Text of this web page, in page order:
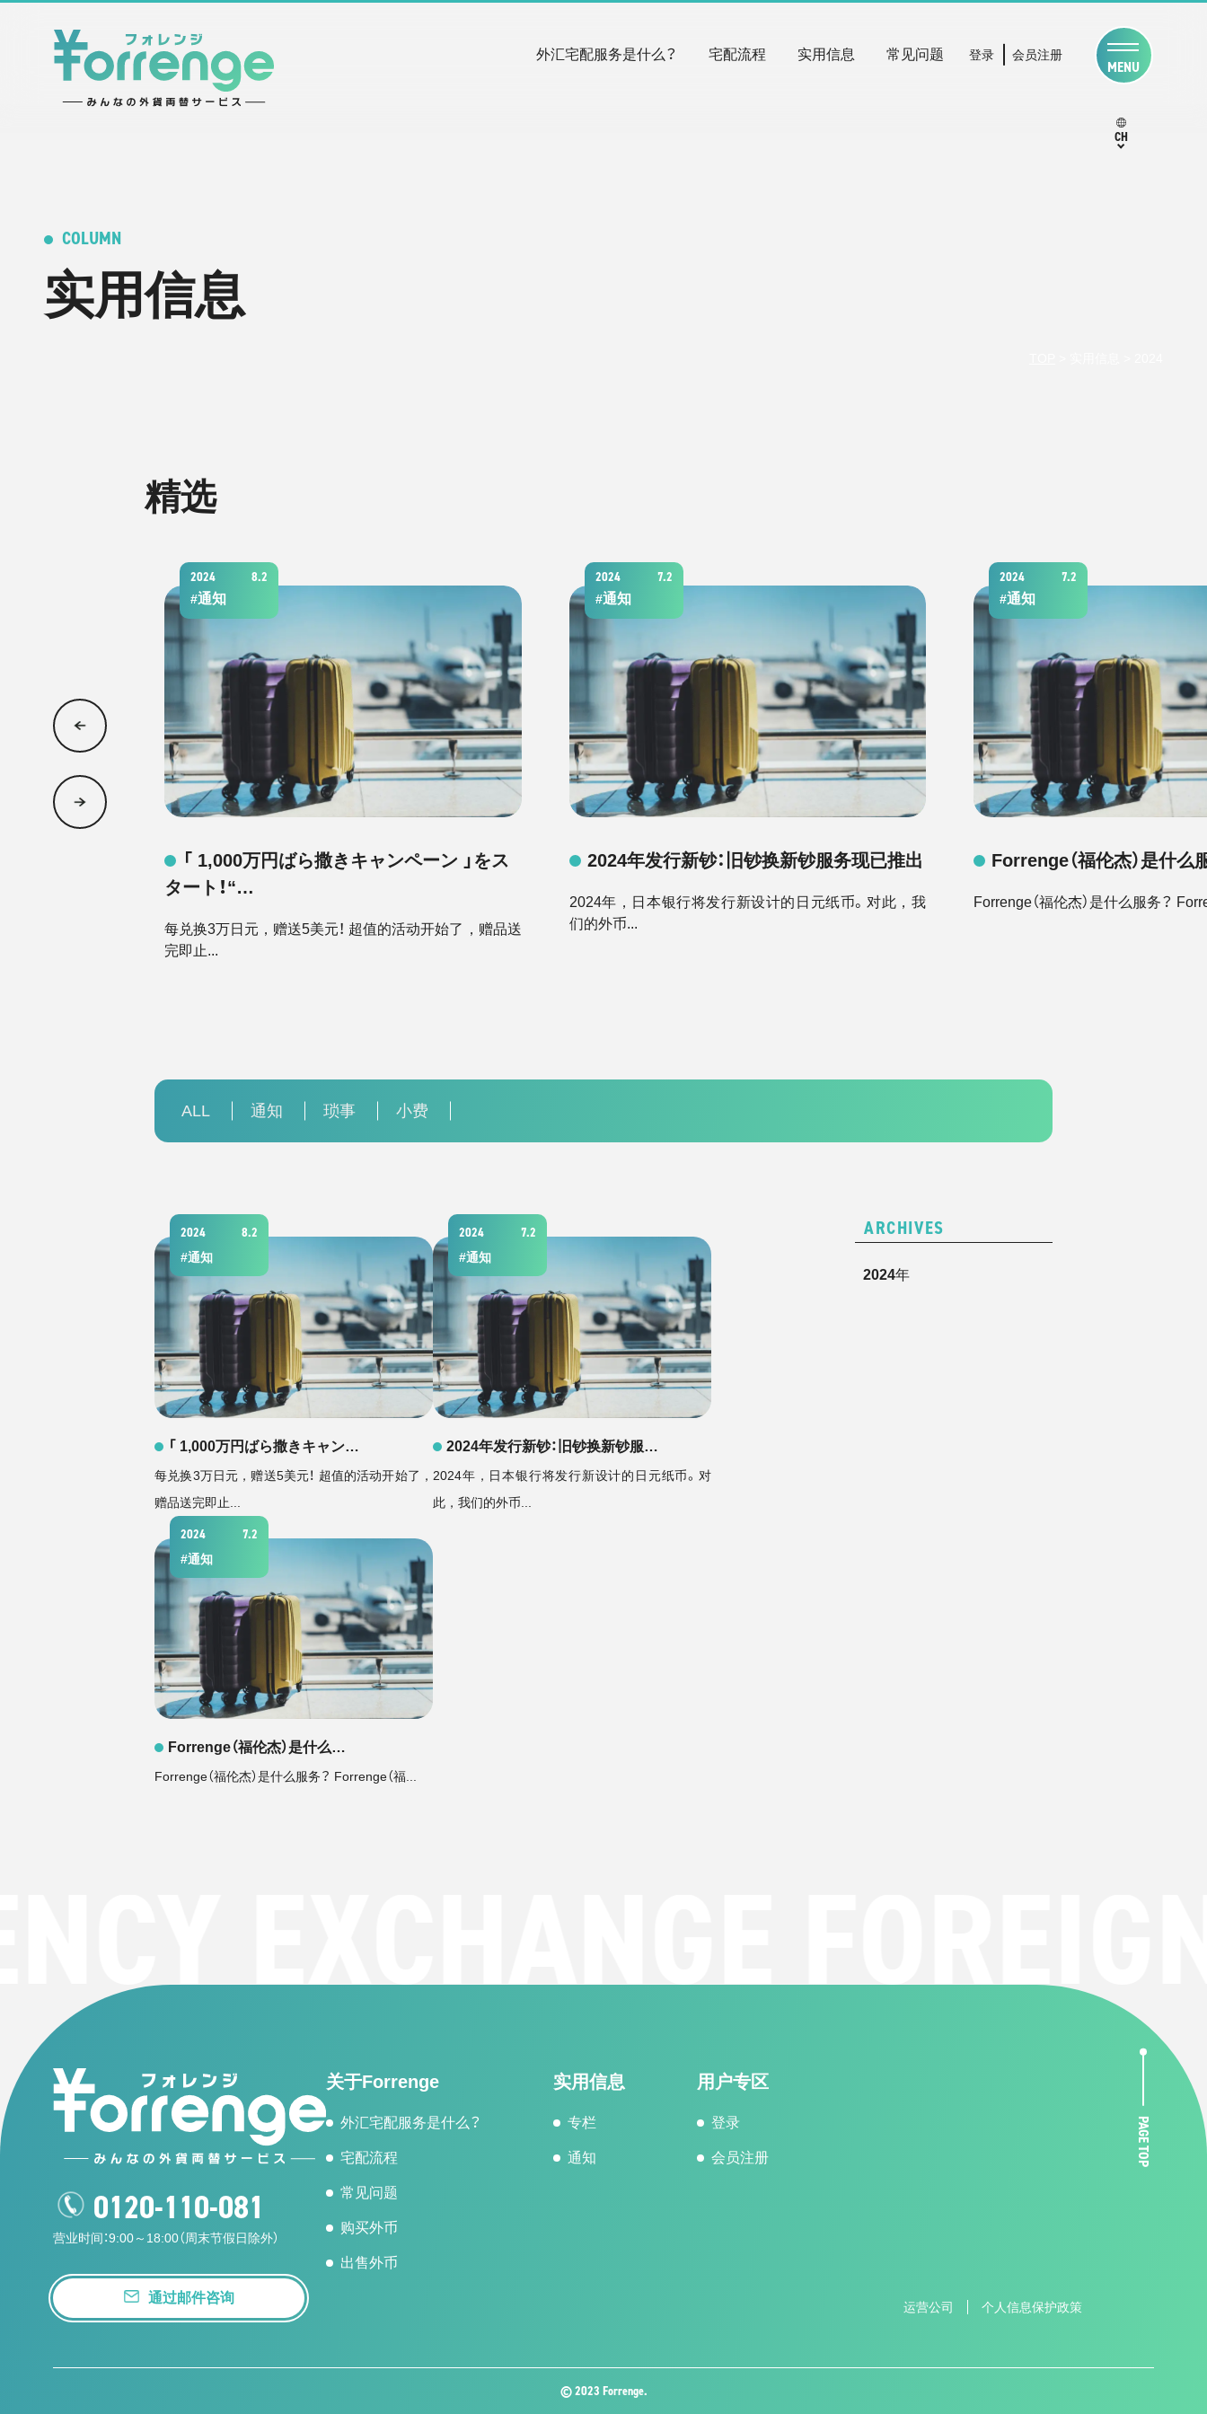
外汇宅配服务是什么？ 宅配流程 实用信息 常见问题 登录 会员注册
MENU
CH
COLUMN
实用信息
精选
2024 8.2
#通知
「 1,000万円ばら撒きキャンペーン 」をス
タート！“…
每兑换3万日元，赠送5美元！ 超值的活动开始了，赠品送
完即止...
2024 7.2
#通知
2024年发行新钞：旧钞换新钞服务现已推出
2024年，日本银行将发行新设计的日元纸币。对此，我
们的外币...
2024 7.2
#通知
Forrenge（福伦杰）是什么
Forrenge（福伦杰）是什么服务？
ALL 通知 琐事 小费
2024 8.2
#通知
「 1,000万円ばら撒きキャン…
每兑换3万日元，赠送5美元！ 超值的活动开始了，
赠品送完即止...
2024 7.2
#通知
2024年发行新钞：旧钞换新钞服…
2024年，日本银行将发行新设计的日元纸币。对
此，我们的外币...
2024 7.2
#通知
Forrenge（福伦杰）是什么…
Forrenge（福伦杰）是什么服务？ Forrenge（福...
ARCHIVES
2024年
EXCHANGEFOREIGN
0120-110-081
营业时间：9:00～18:00（周末节假日除外）
通过邮件咨询
关于Forrenge
外汇宅配服务是什么？
宅配流程
常见问题
购买外币
出售外币
实用信息
专栏
通知
用户专区
登录
会员注册 PAGE TOP
运营公司 个人信息保护政策
© 2023 Forrenge.